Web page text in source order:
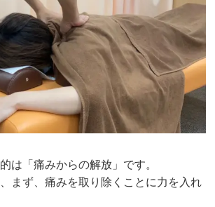
は「痛みからの解放」です。
まず、痛みを取り除くことに力を入れ